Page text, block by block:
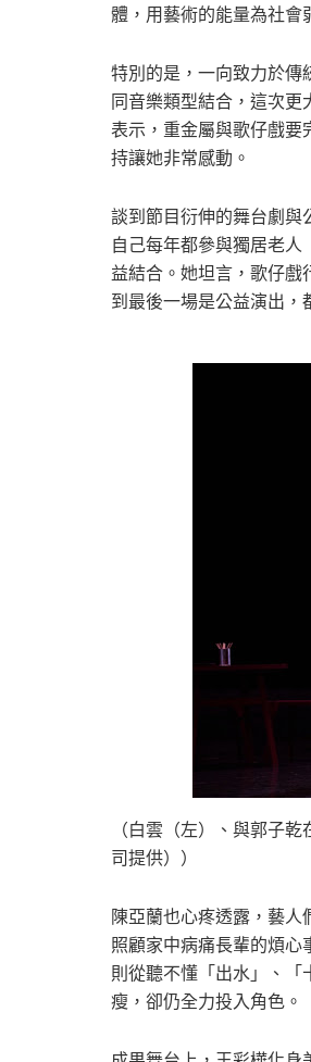
體，用藝術的能量為社會
特別的是，一向致力於傳
同音樂類型結合，這次
表示，重金屬與歌仔戲要
持讓她非常感動。
談到節目衍伸的舞台劇與
自己每年都參與獨居老
益結合。她坦言，歌仔
到最後一場是公益演出，
（白雲（左）、與郭子
司提供））
陳亞蘭也心疼透露，藝
照顧家中病痛長輩的煩心
則從聽不懂「出水」、
瘦，卻仍全力投入角色。